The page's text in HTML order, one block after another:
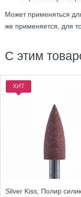
Может применяться
же применяется, для
С этим
ХИТ
Silver Kiss, Полир